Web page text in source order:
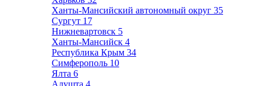
Ханты-Мансийский автономный округ 35
Сургут 17
Нижневартовск 5
Ханты-Мансийск 4
Республика Крым 34
Симферополь 10
Ялта 6
Алушта 4